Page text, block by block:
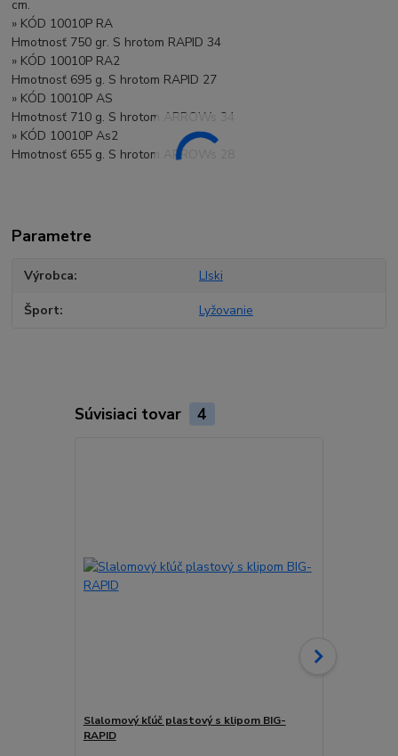
cm.
» KÓD 10010P RA
Hmotnosť 750 gr. S hrotom RAPID 34
» KÓD 10010P RA2
Hmotnosť 695 g. S hrotom RAPID 27
» KÓD 10010P AS
Hmotnosť 710 g. S hrotom ARROWs 34
» KÓD 10010P As2
Hmotnosť 655 g. S hrotom ARROWs 28
Parametre
Výrobca LIski
Šport Lyžovanie
Súvisiaci tovar 4
Slalomový kľúč plastový s klipom BIG-
RAPID